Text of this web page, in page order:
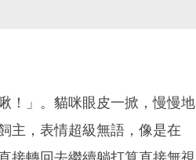
！」。貓咪眼皮一掀，慢慢地
主，表情超級無語，像是在